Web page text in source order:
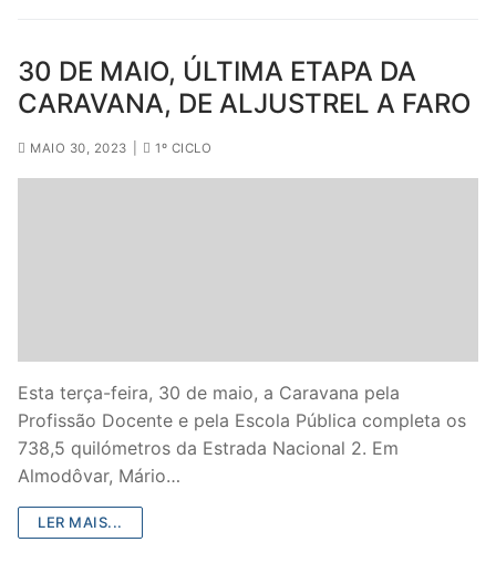
30 DE MAIO, ÚLTIMA ETAPA DA
CARAVANA, DE ALJUSTREL A FARO
MAIO 30, 2023 1º CICLO
Esta terça-feira, 30 de maio, a Caravana pela
Profissão Docente e pela Escola Pública completa os
738,5 quilómetros da Estrada Nacional 2. Em
Almodôvar, Mário…
LER MAIS...